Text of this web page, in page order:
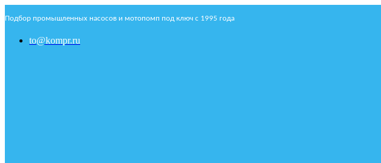
Подбор промышленных насосов и мотопомп под ключ с 1995 года
to@kompr.ru